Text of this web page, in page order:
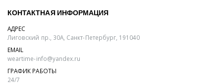
КОНТАКТНАЯ ИНФОРМАЦИЯ
АДРЕС
Лиговский пр., 30А, Санкт-Петербург, 191040
EMAIL
weartime-info@yandex.ru
ГРАФИК РАБОТЫ
24/7